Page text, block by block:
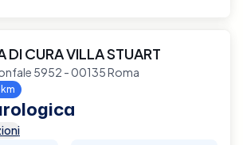
DI CURA VILLA STUART
5952 - 00135 Roma